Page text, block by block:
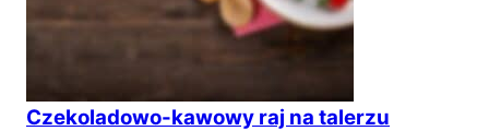
Czekoladowo-kawowy raj na talerzu